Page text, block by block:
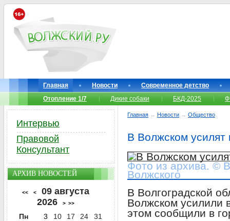
Главная Новости
Современное детство
Отопление 1/7
Дикие собаки БКД-2025
Главная → Новости → Общество
В Волжском усилят
Фото из архива. ©
Волжского
В Волгоградской
Волжском усилили
этом сообщили в
Интервью
Правовой
Консультант
АРХИВ НОВОСТЕЙ
<< <
09 августа
2026
> >>
Пн 3 10 17 24 31